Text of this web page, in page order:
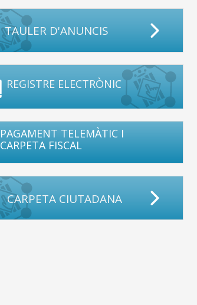
TAULER D'ANUNCIS
REGISTRE ELECTRÒNIC
PAGAMENT TELEMÀTIC I
CARPETA FISCAL
CARPETA CIUTADANA